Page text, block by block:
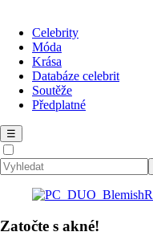
Celebrity
Móda
Krása
Databáze celebrit
Soutěže
Předplatné
☰
Zatočte s akné!